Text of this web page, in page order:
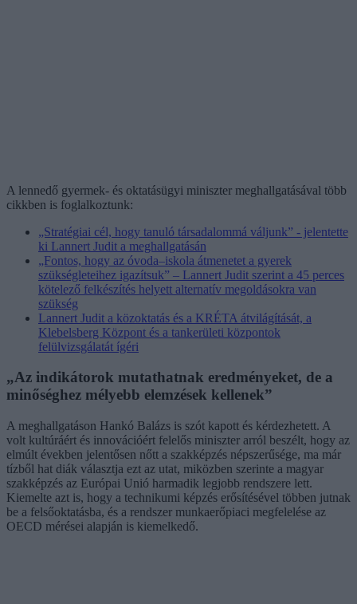
A lennedő gyermek- és oktatásügyi miniszter meghallgatásával több
cikkben is foglalkoztunk:
„Stratégiai cél, hogy tanuló társadalommá váljunk” - jelentette
ki Lannert Judit a meghallgatásán
„Fontos, hogy az óvoda–iskola átmenetet a gyerek
szükségleteihez igazítsuk” – Lannert Judit szerint a 45 perces
kötelező felkészítés helyett alternatív megoldásokra van
szükség
Lannert Judit a közoktatás és a KRÉTA átvilágítását, a
Klebelsberg Központ és a tankerületi központok
felülvizsgálatát ígéri
„Az indikátorok mutathatnak eredményeket, de a
minőséghez mélyebb elemzések kellenek”
A meghallgatáson Hankó Balázs is szót kapott és kérdezhetett. A
volt kultúráért és innovációért felelős miniszter arról beszélt, hogy az
elmúlt években jelentősen nőtt a szakképzés népszerűsége, ma már
tízből hat diák választja ezt az utat, miközben szerinte a magyar
szakképzés az Európai Unió harmadik legjobb rendszere lett.
Kiemelte azt is, hogy a technikumi képzés erősítésével többen jutnak
be a felsőoktatásba, és a rendszer munkaerőpiaci megfelelése az
OECD mérései alapján is kiemelkedő.